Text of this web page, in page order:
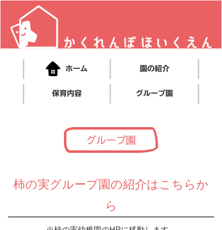
ホーム 園の紹介
保育内容 グループ園
グループ園
柿の実グループ園の紹介はこちらか
ら